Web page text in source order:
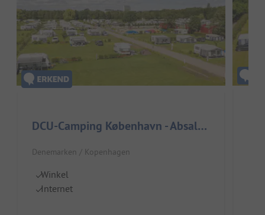
DCU-Camping København - Absalon
Denemarken / Kopenhagen
Winkel
Internet